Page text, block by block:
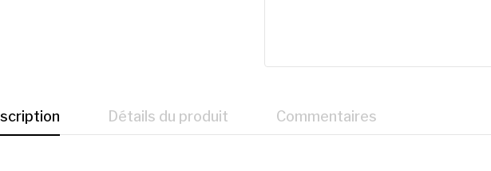
Détails du produit Commentaires